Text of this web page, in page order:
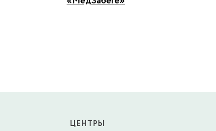
ЦЕНТРЫ